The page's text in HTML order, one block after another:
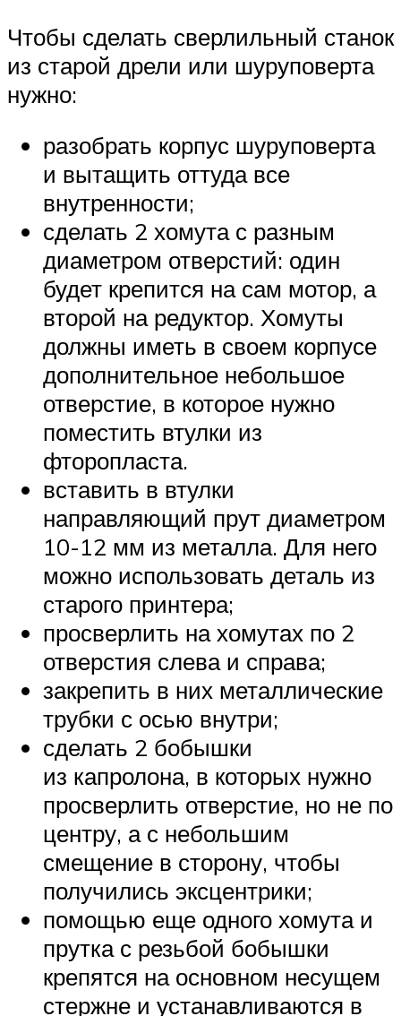
Чтобы сделать сверлильный станок
из старой дрели или шуруповерта
нужно:
разобрать корпус шуруповерта
и вытащить оттуда все
внутренности;
сделать 2 хомута с разным
диаметром отверстий: один
будет крепится на сам мотор, а
второй на редуктор. Хомуты
должны иметь в своем корпусе
дополнительное небольшое
отверстие, в которое нужно
поместить втулки из
фторопласта.
вставить в втулки
направляющий прут диаметром
10-12 мм из металла. Для него
можно использовать деталь из
старого принтера;
просверлить на хомутах по 2
отверстия слева и справа;
закрепить в них металлические
трубки с осью внутри;
сделать 2 бобышки
из капролона, в которых нужно
просверлить отверстие, но не по
центру, а с небольшим
смещение в сторону, чтобы
получились эксцентрики;
помощью еще одного хомута и
прутка с резьбой бобышки
крепятся на основном несущем
стержне и устанавливаются в